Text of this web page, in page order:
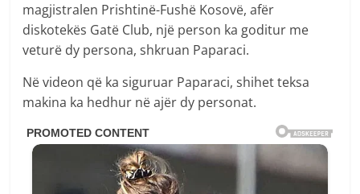
magjistralen Prishtinë-Fushë Kosovë, afër
diskotekës Gatë Club, një person ka goditur me
veturë dy persona, shkruan Paparaci.
Në videon që ka siguruar Paparaci, shihet teksa
makina ka hedhur në ajër dy personat.